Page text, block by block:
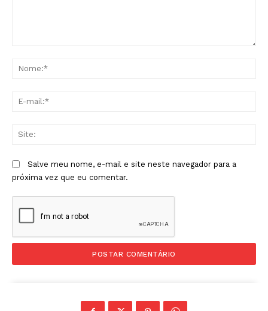
Salve meu nome, e-mail e site neste navegador para a
próxima vez que eu comentar.